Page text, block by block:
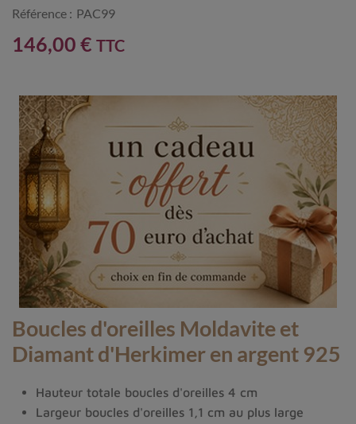
Référence : PAC99
146,00 € TTC
Boucles d'oreilles Moldavite et
Diamant d'Herkimer en argent 925
Hauteur totale boucles d'oreilles 4 cm
Largeur boucles d'oreilles 1,1 cm au plus large